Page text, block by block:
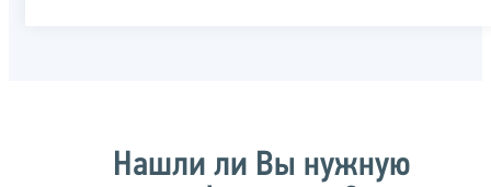
Нашли ли Вы нужную